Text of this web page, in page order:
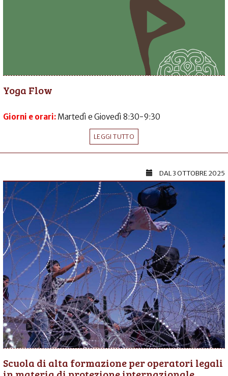
Yoga Flow
Giorni e orari: Martedì e Giovedì 8:30-9:30
LEGGI TUTTO
DAL3 OTTOBRE 2025
Scuola di alta formazione per operatori legali